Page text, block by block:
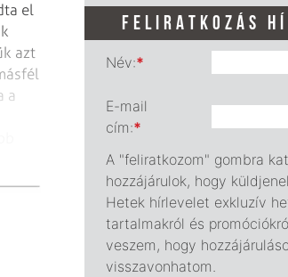
el
azt
a
FELIRATKOZÁS
Név:*
E-mail
cím:*
A "feliratkozom" gombra
hozzájárulok, hogy
Hetek hírlevelet exkluzív
tartalmakról és
veszem, hogy
visszavonhatom.